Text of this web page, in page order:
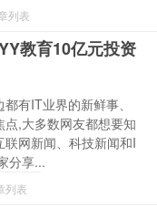
列表
教育10亿元投资
有IT业界的新鲜事、
点,大多数网友都想要知
联网新闻、科技新闻和I
分享...
列表